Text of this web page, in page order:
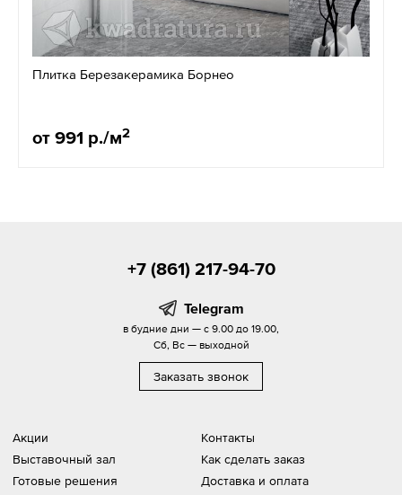
Плитка Березакерамика Борнео
от 991 р./м2
Акции
Выставочный зал
Готовые решения
Контакты
Как сделать заказ
Доставка и оплата
+7 (861) 217-94-70
Telegram
в будние дни — с 9.00 до 19.00,
Сб, Вс — выходной
Заказать звонок